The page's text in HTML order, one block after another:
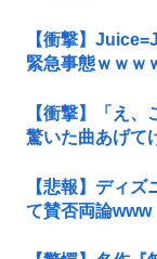
【衝撃】
緊急事態ｗｗｗ
【衝撃】「え
驚いた曲あげて
【悲報】ディ
て賛否両論www